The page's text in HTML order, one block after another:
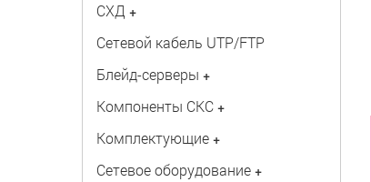
СХД +
Сетевой кабель UTP/FTP
Блейд-серверы +
Компоненты СКС +
Комплектующие +
Сетевое оборудование +